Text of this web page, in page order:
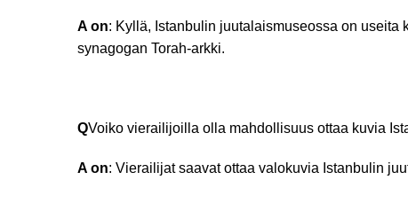
A on: Kyllä, Istanbulin juutalaismuseossa on
synagogan Torah-arkki.
QVoiko vierailijoilla olla mahdollisuus ottaa kuvia
A on: Vierailijat saavat ottaa valokuvia Istanbulin